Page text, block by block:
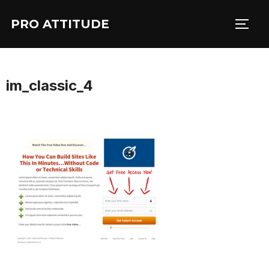
PRO ATTITUDE
im_classic_4